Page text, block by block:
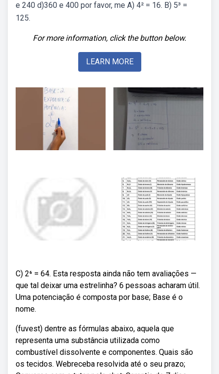
e 240 d)360 e 400 por favor, me A) 4² = 16. B) 5³ =
125.
For more information, click the button below.
LEARN MORE
C) 2⁶ = 64. Esta resposta ainda não tem avaliações —
que tal deixar uma estrelinha? 6 pessoas acharam útil.
Uma potenciação é composta por base; Base é o
nome.
(fuvest) dentre as fórmulas abaixo, aquela que
representa uma substância utilizada como
combustível dissolvente e componentes. Quais são
os tecidos. Webreceba resolvida até o seu prazo;